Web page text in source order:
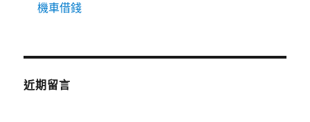
機車借錢
近期留言